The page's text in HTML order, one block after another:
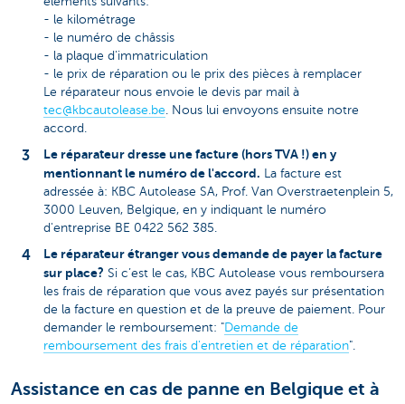
- le kilométrage
- le numéro de châssis
- la plaque d'immatriculation
- le prix de réparation ou le prix des pièces à remplacer
Le réparateur nous envoie le devis par mail à
tec@kbcautolease.be . Nous lui envoyons ensuite notre
accord.
Le réparateur dresse une facture (hors TVA !) en y
mentionnant le numéro de l'accord. La facture est
adressée à: KBC Autolease SA, Prof. Van Overstraetenplein 5,
3000 Leuven, Belgique, en y indiquant le numéro
d'entreprise BE 0422 562 385.
Le réparateur étranger vous demande de payer la facture
sur place? Si c’est le cas, KBC Autolease vous remboursera
les frais de réparation que vous avez payés sur présentation
de la facture en question et de la preuve de paiement. Pour
demander le remboursement: "Demande de
remboursement des frais d'entretien et de réparation".
Assistance en cas de panne en Belgique et à